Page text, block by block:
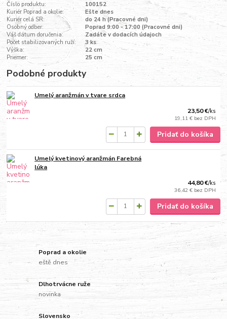
Číslo produktu:
100152
Kuriér Poprad a okolie:
Ešte dnes
Kuriér celá SR:
do 24 h (Pracovné dni)
Osobný odber:
Poprad 9:00 - 17:00 (Pracovné dni)
Váš dátum doručenia:
Zadáte v dodacích údajoch
Počet stabilizovaných ruží:
3 ks
Výška:
22 cm
Priemer:
25 cm
Podobné produkty
Umelý aranžmán v tvare srdca
23,50 €/ks
19,11 € bez DPH
Pridať do košíka
Umelý kvetinový aranžmán Farebná
lúka
44,80 €/ks
36,42 € bez DPH
Pridať do košíka
Poprad a okolie
eště dnes
Dlhotrvácne ruže
novinka
Slovensko